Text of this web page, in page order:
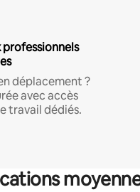
déplacement ?
avec accès
travail dédiés.